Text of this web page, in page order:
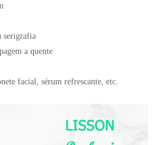
serigrafia
a quente
facial, sérum refrescante, etc.